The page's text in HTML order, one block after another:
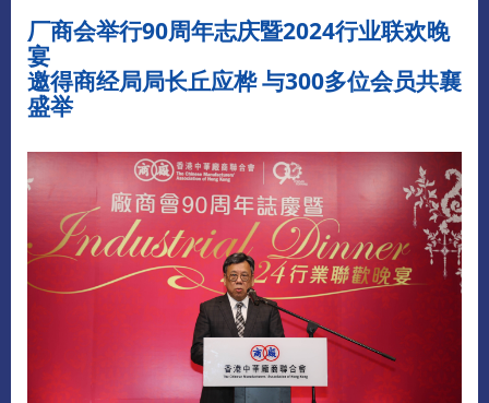
厂商会举行90周年志庆暨2024行业联欢晚
宴
邀得商经局局长丘应桦 与300多位会员共襄
盛举